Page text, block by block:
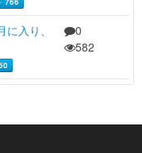
入り、
0
582